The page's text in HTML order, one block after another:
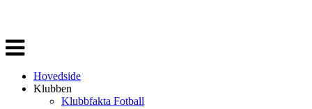
Veksle
navigasjon
Hovedside
Klubben
Klubbfakta Fotball